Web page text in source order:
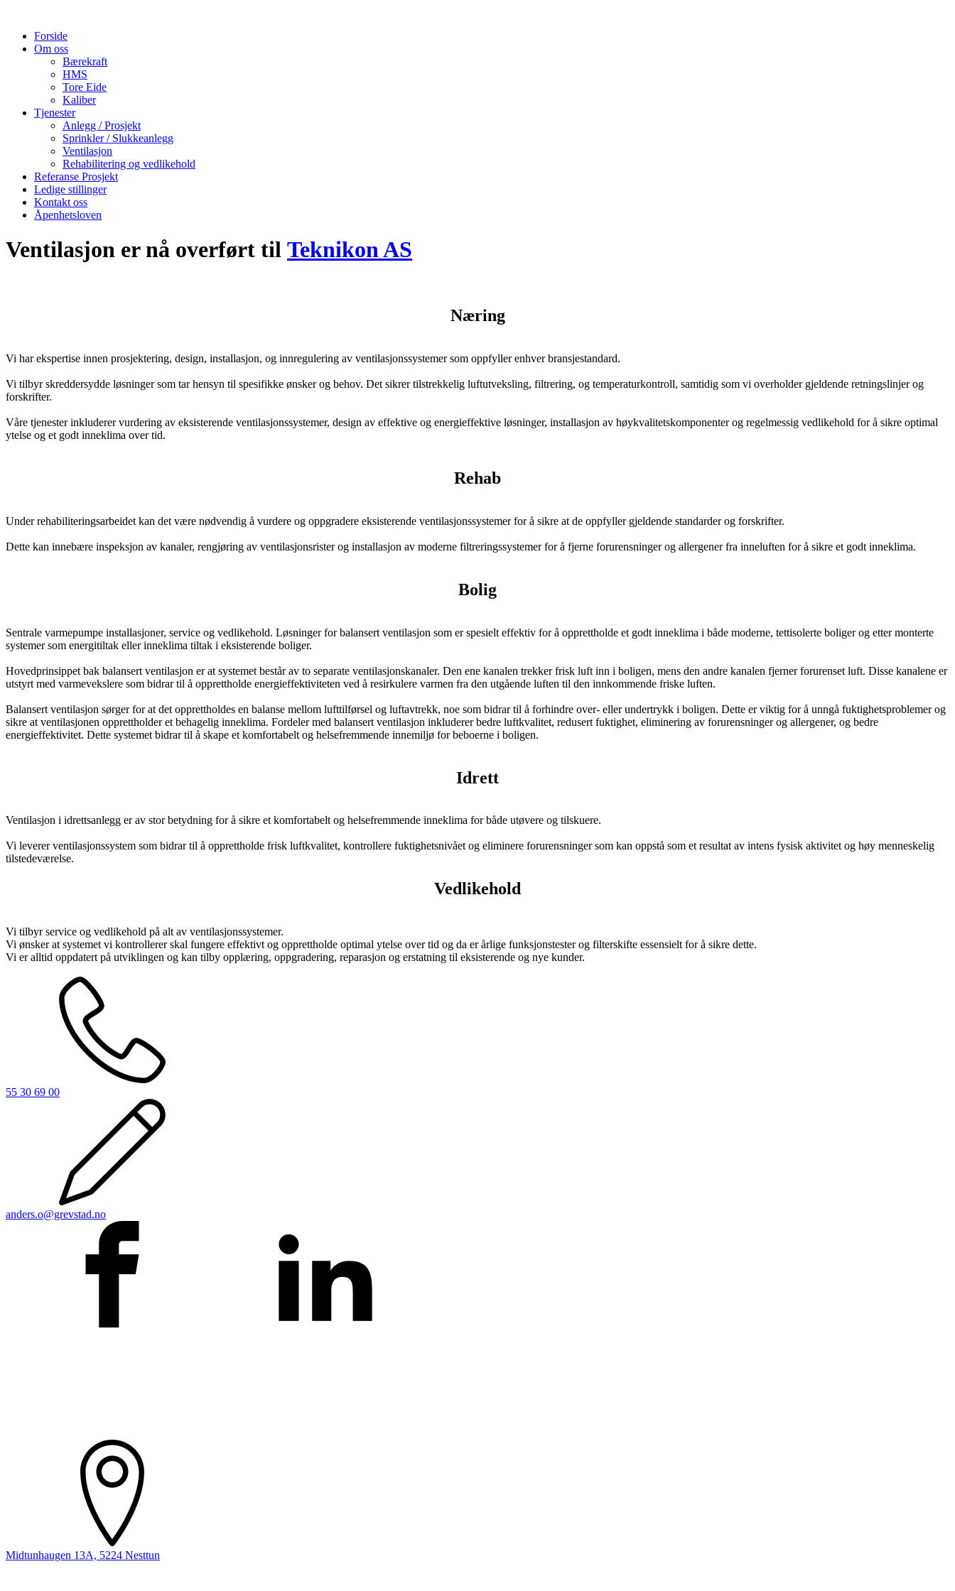
Forside
Om oss
Bærekraft
HMS
Tore Eide
Kaliber
Tjenester
Anlegg / Prosjekt
Sprinkler / Slukkeanlegg
Ventilasjon
Rehabilitering og vedlikehold
Referanse Prosjekt
Ledige stillinger
Kontakt oss
Åpenhetsloven
Ventilasjon er nå overført til Teknikon AS
Næring
Vi har ekspertise innen prosjektering, design, installasjon, og innregulering av ventilasjonssystemer som oppfyller enhver bransjestandard.
Vi tilbyr skreddersydde løsninger som tar hensyn til spesifikke ønsker og behov. Det sikrer tilstrekkelig luftutveksling, filtrering, og temperaturkontroll, samtidig som vi overholder gjeldende retningslinjer og
forskrifter.
Våre tjenester inkluderer vurdering av eksisterende ventilasjonssystemer, design av effektive og energieffektive løsninger, installasjon av høykvalitetskomponenter og regelmessig vedlikehold for å sikre optimal
ytelse og et godt inneklima over tid.
Rehab
Under rehabiliteringsarbeidet kan det være nødvendig å vurdere og oppgradere eksisterende ventilasjonssystemer for å sikre at de oppfyller gjeldende standarder og forskrifter.
Dette kan innebære inspeksjon av kanaler, rengjøring av ventilasjonsrister og installasjon av moderne filtreringssystemer for å fjerne forurensninger og allergener fra inneluften for å sikre et godt inneklima.
Bolig
Sentrale varmepumpe installasjoner, service og vedlikehold. Løsninger for balansert ventilasjon som er spesielt effektiv for å opprettholde et godt inneklima i både moderne, tettisolerte boliger og etter monterte
systemer som energitiltak eller inneklima tiltak i eksisterende boliger.
Hovedprinsippet bak balansert ventilasjon er at systemet består av to separate ventilasjonskanaler. Den ene kanalen trekker frisk luft inn i boligen, mens den andre kanalen fjerner forurenset luft. Disse kanalene er
utstyrt med varmevekslere som bidrar til å opprettholde energieffektiviteten ved å resirkulere varmen fra den utgående luften til den innkommende friske luften.
Balansert ventilasjon sørger for at det opprettholdes en balanse mellom lufttilførsel og luftavtrekk, noe som bidrar til å forhindre over- eller undertrykk i boligen. Dette er viktig for å unngå fuktighetsproblemer og
sikre at ventilasjonen opprettholder et behagelig inneklima. Fordeler med balansert ventilasjon inkluderer bedre luftkvalitet, redusert fuktighet, eliminering av forurensninger og allergener, og bedre
energieffektivitet. Dette systemet bidrar til å skape et komfortabelt og helsefremmende innemiljø for beboerne i boligen.
Idrett
Ventilasjon i idrettsanlegg er av stor betydning for å sikre et komfortabelt og helsefremmende inneklima for både utøvere og tilskuere.
Vi leverer ventilasjonssystem som bidrar til å opprettholde frisk luftkvalitet, kontrollere fuktighetsnivået og eliminere forurensninger som kan oppstå som et resultat av intens fysisk aktivitet og høy menneskelig
tilstedeværelse.
Vedlikehold
Vi tilbyr service og vedlikehold på alt av ventilasjonssystemer.
Vi ønsker at systemet vi kontrollerer skal fungere effektivt og opprettholde optimal ytelse over tid og da er årlige funksjonstester og filterskifte essensielt for å sikre dette.
Vi er alltid oppdatert på utviklingen og kan tilby opplæring, oppgradering, reparasjon og erstatning til eksisterende og nye kunder.
55 30 69 00
anders.o@grevstad.no
Midtunhaugen 13A, 5224 Nesttun